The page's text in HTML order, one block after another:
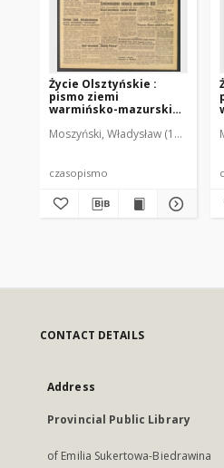
Życie Olsztyńskie :
pismo ziemi
warmińsko-mazurskiej,
Moszyński, Władysław (1922-
czasopismo
CONTACT DETAILS
Address
Provincial Public Library
of Emilia Sukertowa-Biedrawina